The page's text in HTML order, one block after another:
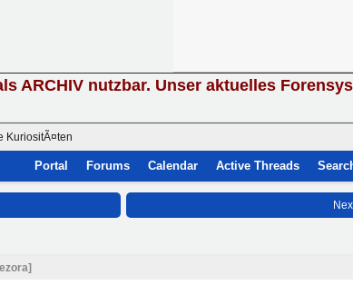
ARCHIV nutzbar. Unser aktuelles
KuriositÃ¤ten
Portal Forums Calendar Active Threads
]